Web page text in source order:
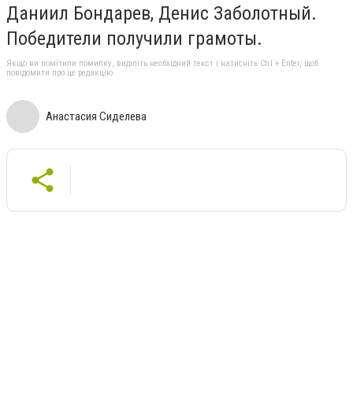
Даниил Бондарев, Денис Заболотный.
Победители получили грамоты.
Якщо ви помітили помилку, виділіть необхідний текст і натисніть Ctrl + Enter, щоб
повідомити про це редакцію
Анастасия Сиделева